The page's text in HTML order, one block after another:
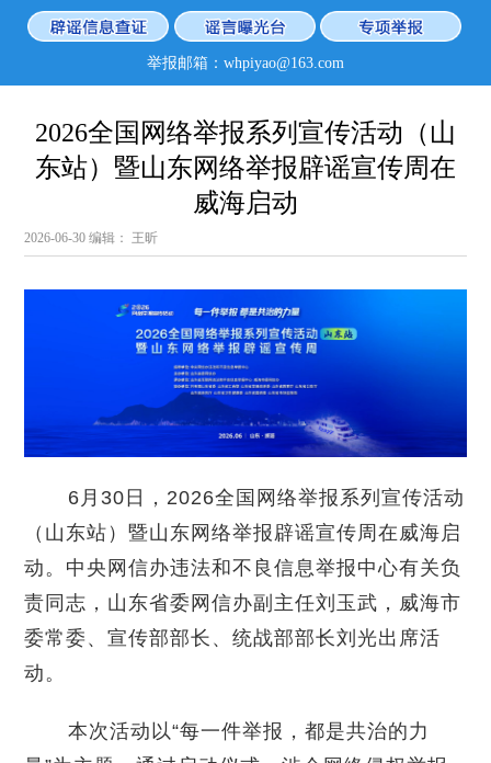
举报邮箱：whpiyao@163.com
2026全国网络举报系列宣传活动（山
东站）暨山东网络举报辟谣宣传周在
威海启动
2026-06-30编辑： 王昕
6月30日，2026全国网络举报系列宣传活动
（山东站）暨山东网络举报辟谣宣传周在威海启
动。中央网信办违法和不良信息举报中心有关负
责同志，山东省委网信办副主任刘玉武，威海市
委常委、宣传部部长、统战部部长刘光出席活
动。
本次活动以“每一件举报，都是共治的力